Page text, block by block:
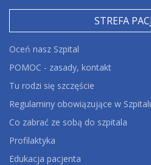
STREFA
Oceń nasz Szpital
POMOC - zasady, kontakt
Tu rodzi się szczęście
Regulaminy obowiązujące w
Co zabrać ze sobą do szpitala
Profilaktyka
Edukacja pacjenta